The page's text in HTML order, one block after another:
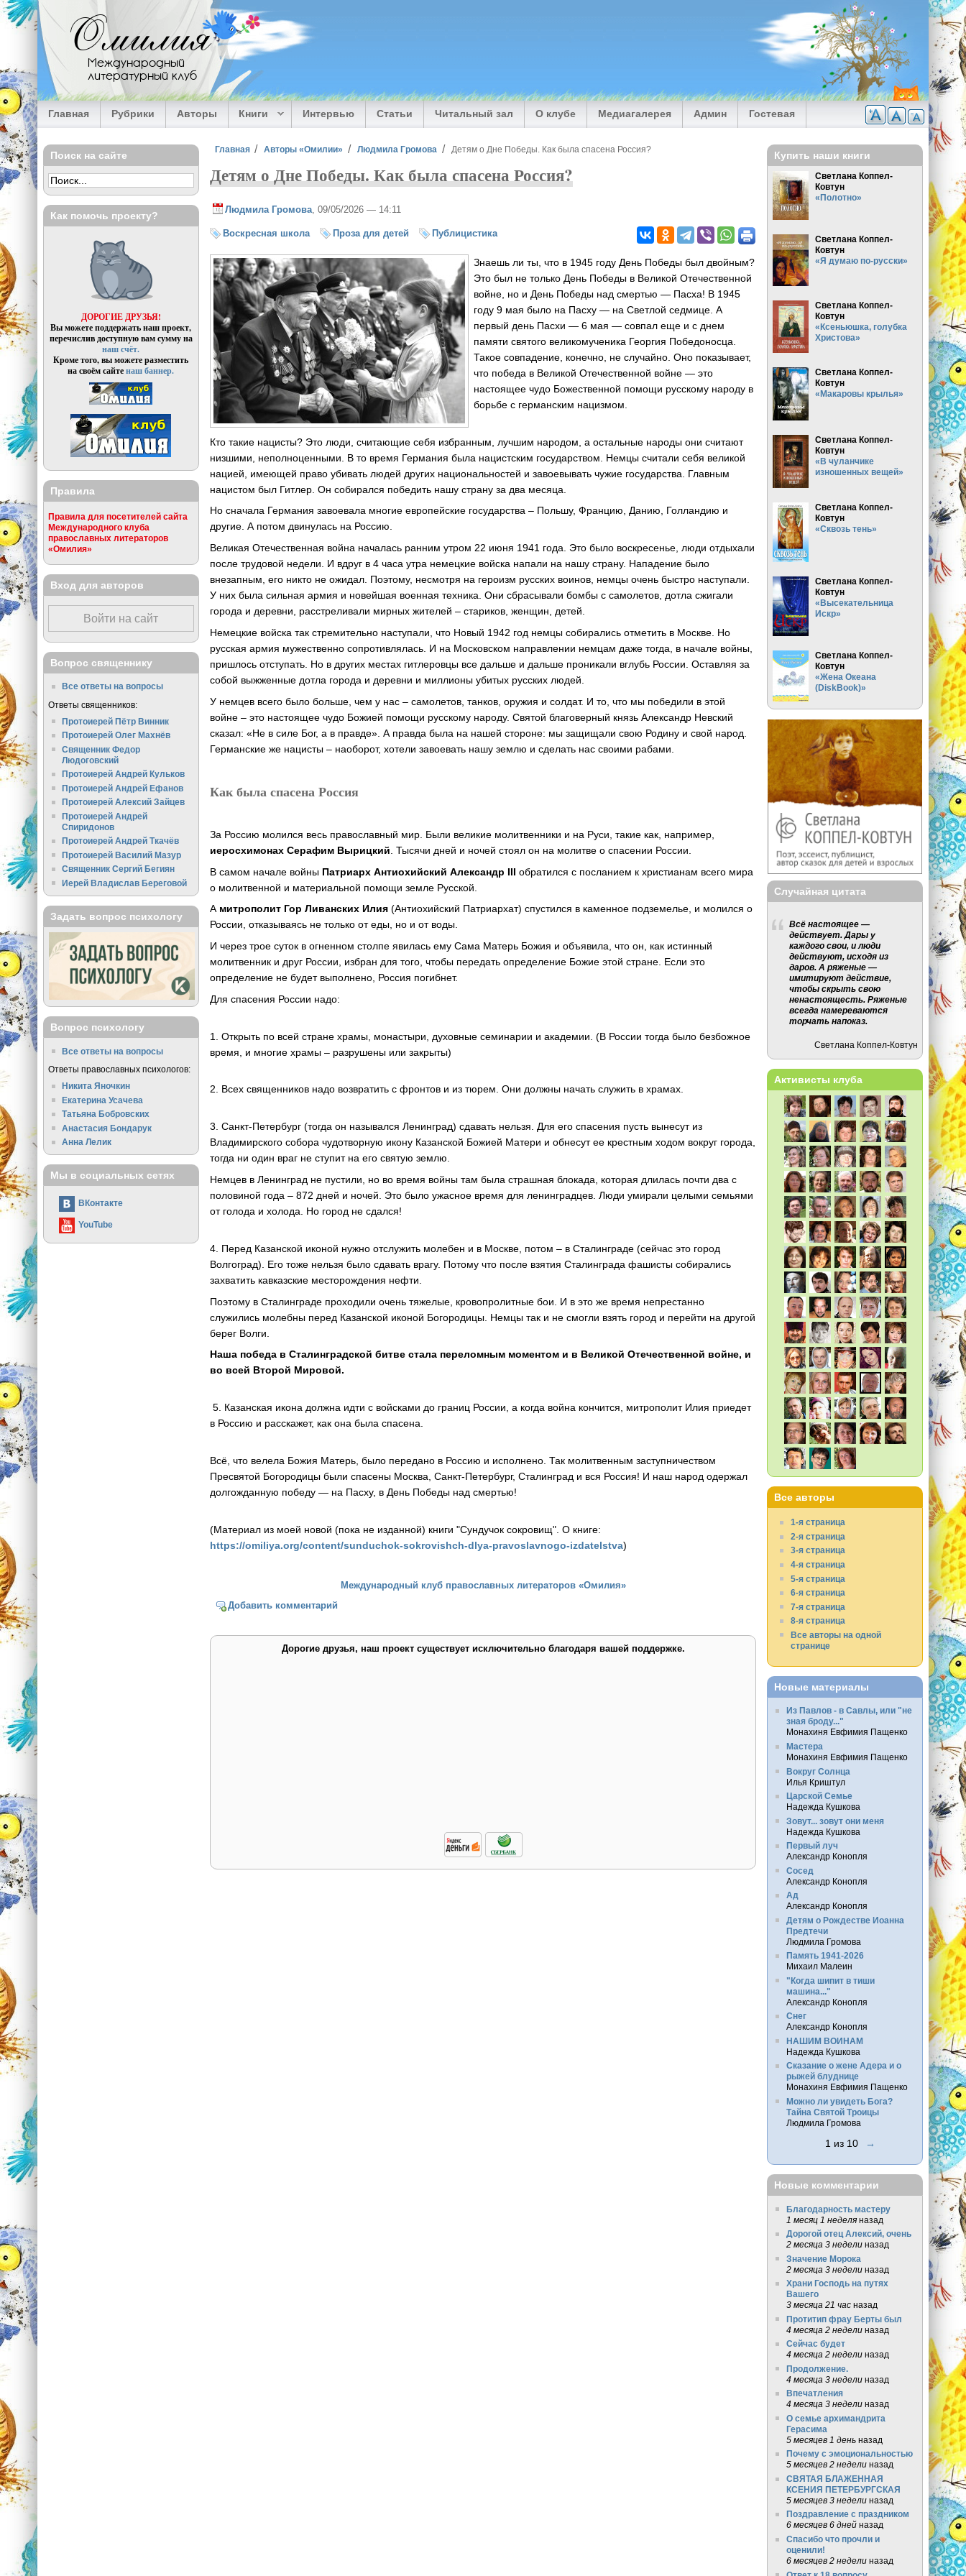
Перейти к основному содержанию
Омилия
Международный
литературный клуб
Главная Рубрики Авторы Книги Интервью Статьи Читальный зал О клубе Медиагалерея Админ Гостевая
Вы здесь
Главная Авторы «Омилии» Людмила Громова Детям о Дне Победы. Как была спасена Россия?
Детям о Дне Победы. Как была спасена Россия?
Людмила Громова , 09/05/2026 — 14:11
Воскресная школа Проза для детей Публицистика
Знаешь ли ты, что в 1945 году День Победы был двойным?
Это был не только День Победы в Великой Отечественной
войне, но и День Победы над смертью — Пасха! В 1945
году 9 мая было на Пасху — на Светлой седмице. А
первый день Пасхи — 6 мая — совпал еще и с днем
памяти святого великомученика Георгия Победоносца.
Такое совпадение, конечно, не случайно. Оно показывает,
что победа в Великой Отечественной войне — это
настоящее чудо Божественной помощи русскому народу в
борьбе с германским нацизмом.
Кто такие нацисты? Это люди, считающие себя избранным, лучшим народом, а остальные народы они считают
низшими, неполноценными. В то время Германия была нацистским государством. Немцы считали себя великой
нацией, имеющей право убивать людей других национальностей и завоевывать чужие государства. Главным
нацистом был Гитлер. Он собирался победить нашу страну за два месяца.
Но сначала Германия завоевала многие европейские государства – Польшу, Францию, Данию, Голландию и
другие. А потом двинулась на Россию.
Великая Отечественная война началась ранним утром 22 июня 1941 года. Это было воскресенье, люди отдыхали
после трудовой недели. И вдруг в 4 часа утра немецкие войска напали на нашу страну. Нападение было
внезапным, его никто не ожидал. Поэтому, несмотря на героизм русских воинов, немцы очень быстро наступали.
У них была сильная армия и новейшая военная техника. Они сбрасывали бомбы с самолетов, дотла сжигали
города и деревни, расстреливали мирных жителей – стариков, женщин, детей.
Немецкие войска так стремительно наступали, что Новый 1942 год немцы собирались отметить в Москве. Но
русская армия мужественно сопротивлялась. И на Московском направлении немцам даже тогда, в начале войны,
пришлось отступать. Но в других местах гитлеровцы все дальше и дальше проникали вглубь России. Оставляя за
собой выжженные дотла города и деревни и миллионы убитых русских людей.
У немцев всего было больше, чем у нас – самолетов, танков, оружия и солдат. И то, что мы победили в этой
войне – это настоящее чудо Божией помощи русскому народу. Святой благоверный князь Александр Невский
сказал: «Не в силе Бог, а в правде». А правда была на нашей стороне: мы защищали свою Родину и свой народ.
Германские же нацисты – наоборот, хотели завоевать нашу землю и сделать нас своими рабами.
Как была спасена Россия
За Россию молился весь православный мир. Были великие молитвенники и на Руси, такие как, например,
иеросхимонах Серафим Вырицкий . Тысячи дней и ночей стоял он на молитве о спасении России.
В самом начале войны Патриарх Антиохийский Александр III обратился с посланием к христианам всего мира
о молитвенной и материальной помощи земле Русской.
А митрополит Гор Ливанских Илия (Антиохийский Патриархат) спустился в каменное подземелье, и молился о
России, отказываясь не только от еды, но и от воды.
И через трое суток в огненном столпе явилась ему Сама Матерь Божия и объявила, что он, как истинный
молитвенник и друг России, избран для того, чтобы передать определение Божие этой стране. Если это
определение не будет выполнено, Россия погибнет.
Для спасения России надо:
1. Открыть по всей стране храмы, монастыри, духовные семинарии и академии. (В России тогда было безбожное
время, и многие храмы – разрушены или закрыты)
2. Всех священников надо возвратить с фронтов и из тюрем. Они должны начать служить в храмах.
3. Санкт-Петербург (тогда он назывался Ленинград) сдавать нельзя. Для его спасения пусть вынесут из
Владимирского собора чудотворную икону Казанской Божией Матери и обнесут ее крестным ходом вокруг города,
тогда ни один враг не ступит на его святую землю.
Немцев в Ленинград не пустили, но во время войны там была страшная блокада, которая длилась почти два с
половиной года – 872 дней и ночей. Это было ужасное время для ленинградцев. Люди умирали целыми семьями
от голода и холода. Но город не сдался!
4. Перед Казанской иконой нужно отслужить молебен и в Москве, потом – в Сталинграде (сейчас это город
Волгоград). Его тоже нельзя было сдавать врагу. Потому что после взятия Сталинграда фашисты собирались
захватить кавказские месторождения нефти.
Поэтому в Сталинграде проходили очень тяжелые, кровопролитные бои. И в это же время непрестанно
служились молебны перед Казанской иконой Богородицы. Немцы так и не смогли взять город и перейти на другой
берег Волги.
Наша победа в Сталинградской битве стала переломным моментом и в Великой Отечественной войне, и
во всей Второй Мировой.
5. Казанская икона должна идти с войсками до границ России, а когда война кончится, митрополит Илия приедет
в Россию и расскажет, как она была спасена.
Всё, что велела Божия Матерь, было передано в Россию и исполнено. Так молитвенным заступничеством
Пресвятой Богородицы были спасены Москва, Санкт-Петербург, Сталинград и вся Россия! И наш народ одержал
долгожданную победу — на Пасху, в День Победы над смертью!
(Материал из моей новой (пока не изданной) книги "Сундучок сокровищ". О книге:
https://omiliya.org/content/sunduchok-sokrovishch-dlya-pravoslavnogo-izdatelstva)
Международный клуб православных литераторов «Омилия»
Добавить комментарий
Дорогие друзья, наш проект существует исключительно благодаря вашей поддержке.
Поиск на сайте
Как помочь проекту?
ДОРОГИЕ ДРУЗЬЯ!
Вы можете поддержать наш проект,
перечислив доступную вам сумму на
наш счёт.
Кроме того, вы можете разместить
на своём сайтенаш баннер.
Правила
Правила для посетителей сайта
Международного клуба
православных литераторов
«Омилия»
Вход для авторов
Войти на сайт
Вопрос священнику
Все ответы на вопросы
Ответы священников:
Протоиерей Пётр Винник
Протоиерей Олег Махнёв
Священник Федор
Людоговский
Протоиерей Андрей Кульков
Протоиерей Андрей Ефанов
Протоиерей Алексий Зайцев
Протоиерей Андрей
Спиридонов
Протоиерей Андрей Ткачёв
Протоиерей Василий Мазур
Священник Сергий Бегиян
Иерей Владислав Береговой
Задать вопрос психологу
Вопрос психологу
Все ответы на вопросы
Ответы православных психологов:
Никита Яночкин
Екатерина Усачева
Татьяна Бобровских
Анастасия Бондарук
Анна Лелик
Мы в социальных сетях
ВКонтакте
YouTube
Купить наши книги
Светлана Коппел-
Ковтун
«Полотно»
Светлана Коппел-
Ковтун
«Я думаю по-русски»
Светлана Коппел-
Ковтун
«Ксеньюшка, голубка
Христова»
Светлана Коппел-
Ковтун
«Макаровы крылья»
Светлана Коппел-
Ковтун
«В чуланчике
изношенных вещей»
Светлана Коппел-
Ковтун
«Сквозь тень»
Светлана Коппел-
Ковтун
«Высекательница
Искр»
Светлана Коппел-
Ковтун
«Жена Океана
(DiskBook)»
Случайная цитата
Всё настоящее —
действует. Дары у
каждого свои, и люди
действуют, исходя из
даров. А ряженые —
имитируют действие,
чтобы скрыть свою
ненастоящесть. Ряженые
всегда намереваются
торчать напоказ.
Светлана Коппел-Ковтун
Активисты клуба
Все авторы
1-я страница
2-я страница
3-я страница
4-я страница
5-я страница
6-я страница
7-я страница
8-я страница
Все авторы на одной
странице
Новые материалы
Из Павлов - в Савлы, или "не
зная броду..."
Монахиня Евфимия Пащенко
Мастера
Монахиня Евфимия Пащенко
Вокруг Солнца
Илья Криштул
Царской Семье
Надежда Кушкова
Зовут... зовут они меня
Надежда Кушкова
Первый луч
Александр Конопля
Сосед
Александр Конопля
Ад
Александр Конопля
Детям о Рождестве Иоанна
Предтечи
Людмила Громова
Память 1941-2026
Михаил Малеин
"Когда шипит в тиши
машина..."
Александр Конопля
Снег
Александр Конопля
НАШИМ ВОИНАМ
Надежда Кушкова
Сказание о жене Адера и о
рыжей блуднице
Монахиня Евфимия Пащенко
Можно ли увидеть Бога?
Тайна Святой Троицы
Людмила Громова
1 из 10 →
Новые комментарии
Благодарность мастеру
1 месяц 1 неделяназад
Дорогой отец Алексий, очень
2 месяца 3 неделиназад
Значение Морока
2 месяца 3 неделиназад
Храни Господь на путях
Вашего
3 месяца 21 часназад
Протитип фрау Берты был
4 месяца 2 неделиназад
Сейчас будет
4 месяца 2 неделиназад
Продолжение.
4 месяца 3 неделиназад
Впечатления
4 месяца 3 неделиназад
О семье архимандрита
Герасима
5 месяцев 1 деньназад
Почему с эмоциональностью
5 месяцев 2 неделиназад
СВЯТАЯ БЛАЖЕННАЯ
КСЕНИЯ ПЕТЕРБУРГСКАЯ
5 месяцев 3 неделиназад
Поздравление с праздником
6 месяцев 6 днейназад
Спасибо что прочли и
оценили!
6 месяцев 2 неделиназад